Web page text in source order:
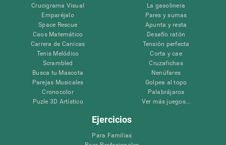
Crucigrama Visual
Emparéjalo
Space Rescue
Caos Matemático
Carrera de Canicas
Tenis Melódico
Scrambled
Busca tu Mascota
Parejas Musicales
Cronocolor
Puzle 3D Artístico
La gasolinera
Pares y sumas
Apunta y resta
Desafío ratón
Tensión perfecta
Corta y cae
Cruzafichas
Nenúfares
Golpea al topo
Palabrájaros
Ver más juegos...
Ejercicios
Para Familias